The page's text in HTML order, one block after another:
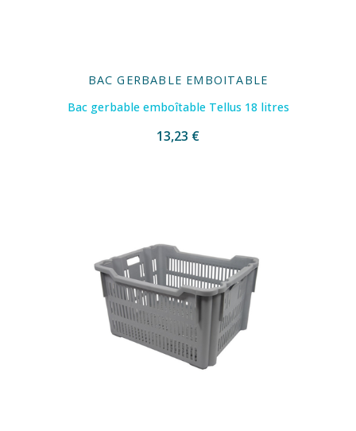
BAC GERBABLE EMBOITABLE
Bac gerbable emboîtable Tellus 18 litres
13,23 €